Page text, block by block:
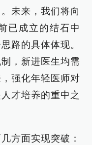
未来，我们将向
已成立的结石中
路的具体体现。
，新进医生均需
强化年轻医师对
才培养的重中之
方面实现突破：